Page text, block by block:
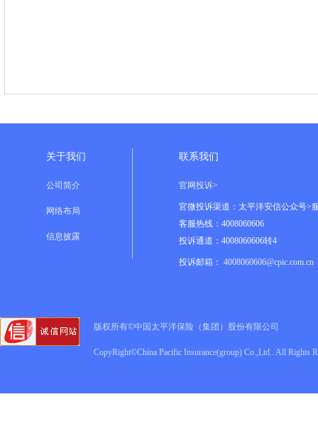
关于我们
公司简介
网络布局
信息披露
联系我们
官网投诉>
官微投诉渠道：太平洋安信公众号>
客服热线：4008060606
投诉通道：4008060606转4
投诉邮箱： 4008060606@cpic.com.cn
版权所有©中国太平洋保险（集团）股份有限公司
CopyRight©China Pacific Insurance(group) Co.,Ltd.. All Rights